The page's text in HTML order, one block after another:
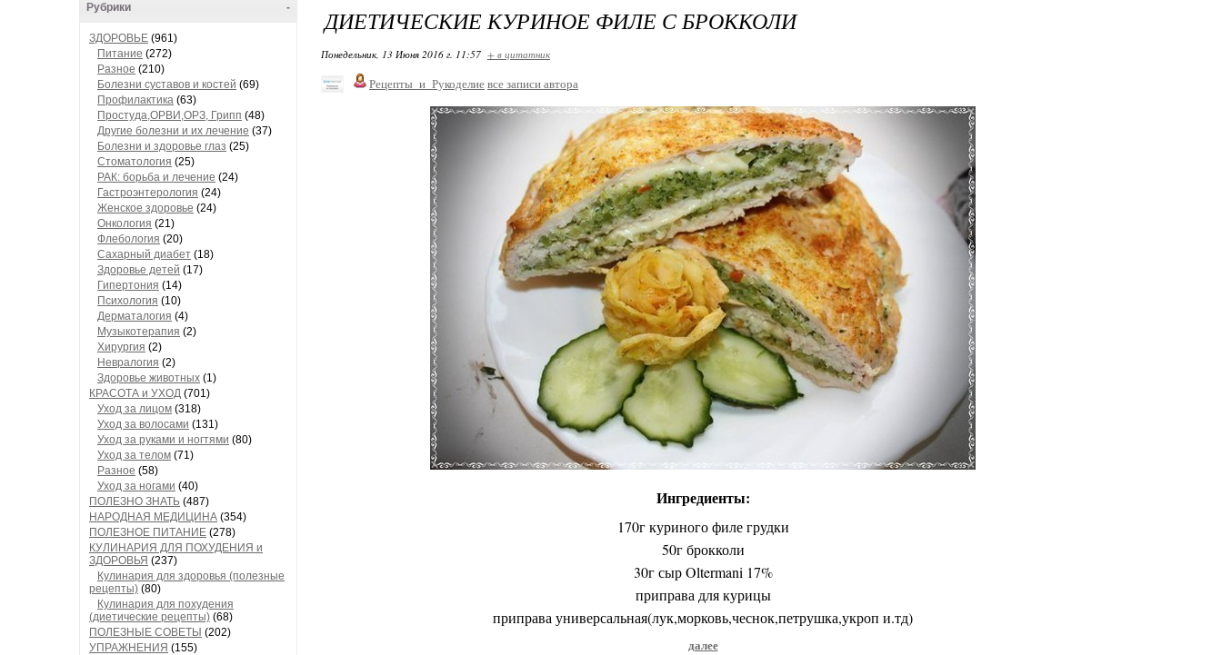
-
Рубрики
ЗДОРОВЬЕ (961)
Питание (272)
Разное (210)
Болезни суставов и костей (69)
Профилактика (63)
Простуда,ОРВИ,ОРЗ, Грипп (48)
Другие болезни и их лечение (37)
Болезни и здоровье глаз (25)
Стоматология (25)
РАК: борьба и лечение (24)
Гастроэнтерология (24)
Женское здоровье (24)
Онкология (21)
Флебология (20)
Сахарный диабет (18)
Здоровье детей (17)
Гипертония (14)
Психология (10)
Дерматалогия (4)
Музыкотерапия (2)
Хирургия (2)
Невралогия (2)
Здоровье животных (1)
КРАСОТА и УХОД (701)
Уход за лицом (318)
Уход за волосами (131)
Уход за руками и ногтями (80)
Уход за телом (71)
Разное (58)
Уход за ногами (40)
ПОЛЕЗНО ЗНАТЬ (487)
НАРОДНАЯ МЕДИЦИНА (354)
ПОЛЕЗНОЕ ПИТАНИЕ (278)
КУЛИНАРИЯ ДЛЯ ПОХУДЕНИЯ и
ЗДОРОВЬЯ (237)
Кулинария для здоровья (полезные
рецепты) (80)
Кулинария для похудения
(диетические рецепты) (68)
ПОЛЕЗНЫЕ СОВЕТЫ (202)
УПРАЖНЕНИЯ (155)
ДИЕТИЧЕСКИЕ КУРИНОЕ ФИЛЕ С БРОККОЛИ
Понедельник, 13 Июня 2016 г. 11:57 + в цитатник
Рецепты_и_Рукоделие все записи автора
Ингредиенты:
170г куриного филе грудки
50г брокколи
30г сыр Oltermani 17%
приправа для курицы
приправа универсальная(лук,морковь,чеснок,петрушка,укроп и.тд)
далее